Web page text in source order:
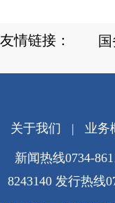
友情链接：
关于我们 | 业务
新闻热线0734-
8243140 发行热线